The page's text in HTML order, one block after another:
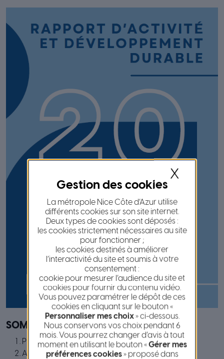
SOMMAIRE
Présentation de la Métropole Nice Côte d’Azur
Agir pour un territoire responsable et solidaire
X
La métropole Nice Côte d’Azur utilise
différents cookies sur son site internet.
Deux types de cookies sont déposés :
les cookies strictement nécessaires au site
pour fonctionner ;
les cookies destinés à améliorer
l’interactivité du site et soumis à votre
consentement :
cookie pour mesurer l’audience du site et
cookies pour fournir du contenu vidéo.
Vous pouvez paramétrer le dépôt de ces
cookies en cliquant sur le bouton «
Personnaliser mes choix» ci-dessous.
Nous conservons vos choix pendant 6
mois. Vous pourrez changer d’avis à tout
moment en utilisant le bouton «Gérer mes
préférences cookies» proposé dans